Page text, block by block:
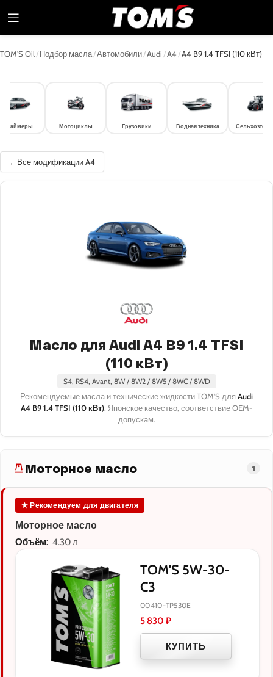
TOM'S Oil /Подбор масла/Автомобили/Audi /A4 /A4 B9 1.4 TFSI (110 кВт)
Мотоциклы Грузовики Водная техника
Все модификации A4
Масло для Audi A4 B9 1.4 TFSI
(110 кВт)
S4, RS4, Avant, 8W / 8W2 / 8W5 / 8WC / 8WD
Рекомендуемые масла и технические жидкости TOM'S для Audi
A4 B9 1.4 TFSI (110 кВт). Японское качество, соответствие OEM-
допускам.
Моторное масло 1
★ Рекомендуем для двигателя
Моторное масло
Объём: 4.30 л
TOM'S 5W-30-
C3
00410-TP530E
5 830 ₽
КУПИТЬ